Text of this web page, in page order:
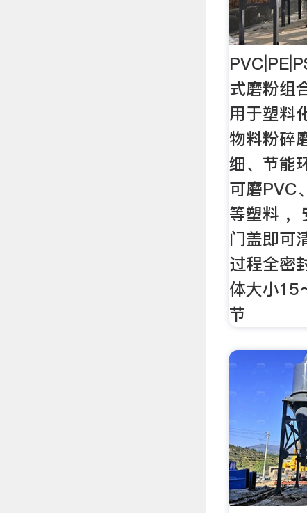
式磨粉组
用于塑料
物料粉碎
细、节能
可磨PVC
等塑料 ，
门盖即可
过程全密
体大小15
节